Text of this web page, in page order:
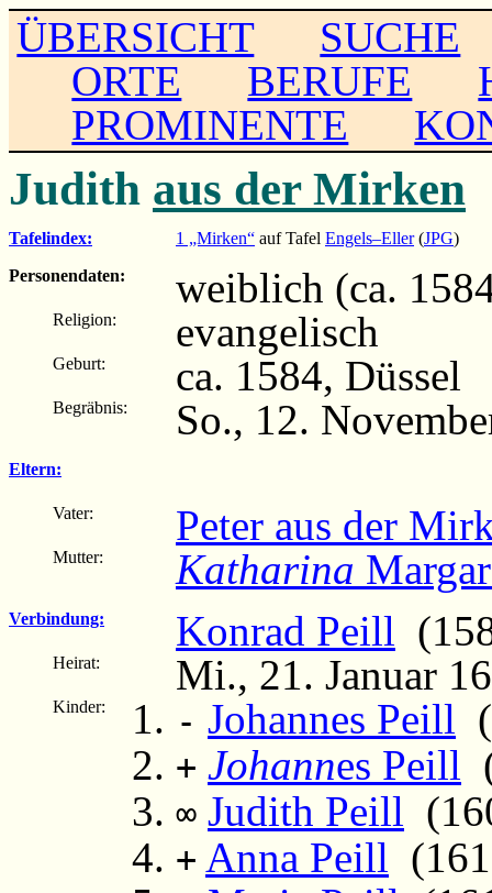
ÜBERSICHT
SUCHE
ORTE
BERUFE
PROMINENTE
Judith aus der Mirken
Tafelindex: 1 „Mirken“ auf Tafel Engels–Eller(JPG)
Personendaten:
weiblich (ca.
Religion: evangelisch
Geburt: ca. 1584, Düssel
Begräbnis: So., 12.
Eltern:
Vater: Peter aus der
Mutter: Katharina
Verbindung: Konrad Peill
Heirat: Mi., 21. Januar
Kinder: - Johannes Peill
+ Johannes Peill
∞ Judith Peill
+ Anna Peill